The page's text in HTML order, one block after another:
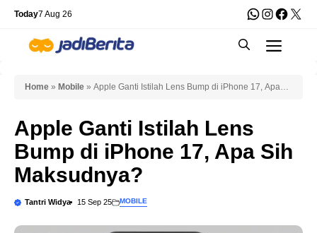
Skip
content
Today7 Aug 26 WhatsApp
X
Home » Mobile » Apple Ganti Istilah Lens Bump di iPhone 17, Apa
Apple Ganti Istilah Lens
Bump di iPhone 17, Apa Sih
Maksudnya?
Tantri Widya 15 Sep 25 MOBILE